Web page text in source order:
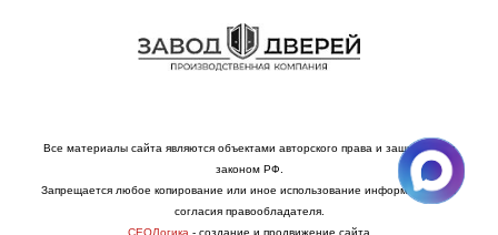
Все материалы сайта являются объектами авторского права и защищаются
законом РФ.
Запрещается любое копирование или иное использование информации без
согласия правообладателя.
СЕОЛогика - создание и продвижение сайта